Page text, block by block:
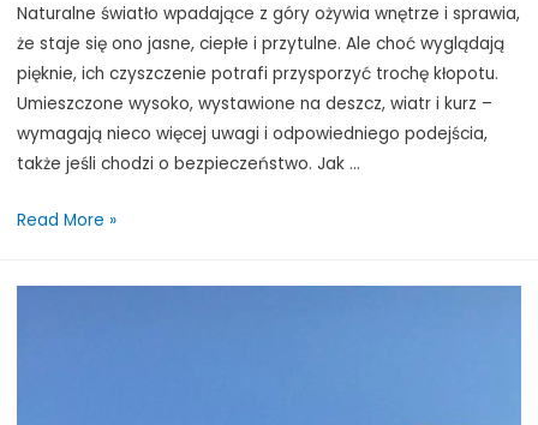
Naturalne światło wpadające z góry ożywia wnętrze i sprawia,
że staje się ono jasne, ciepłe i przytulne. Ale choć wyglądają
pięknie, ich czyszczenie potrafi przysporzyć trochę kłopotu.
Umieszczone wysoko, wystawione na deszcz, wiatr i kurz –
wymagają nieco więcej uwagi i odpowiedniego podejścia,
także jeśli chodzi o bezpieczeństwo. Jak …
Okna
Read More »